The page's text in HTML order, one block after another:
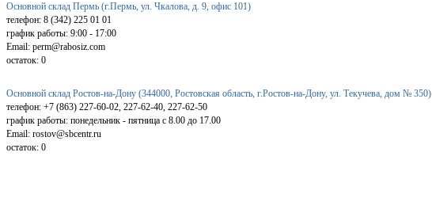
Основной склад Пермь (г.Пермь, ул. Чкалова, д. 9, офис 101)
телефон: 8 (342) 225 01 01
график работы: 9:00 - 17:00
Email: perm@rabosiz.com
остаток: 0
Основной склад Ростов-на-Дону (344000, Ростовская область, г.Ростов-на-Дону, ул. Текучева, дом № 350)
телефон: +7 (863) 227-60-02, 227-62-40, 227-62-50
график работы: понедельник - пятница с 8.00 до 17.00
Email: rostov@sbcentr.ru
остаток: 0